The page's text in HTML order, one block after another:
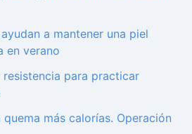
a mantener una piel
en verano
resistencia para practicar
más calorías. Operación